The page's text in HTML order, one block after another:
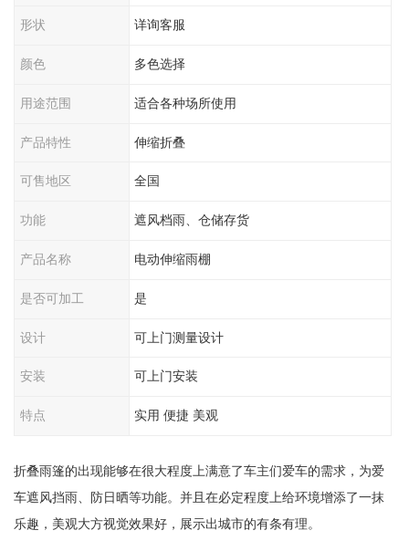
形状 详询客服
颜色 多色选择
用途范围 适合各种场所使用
产品特性 伸缩折叠
可售地区 全国
功能 遮风档雨、仓储存货
产品名称 电动伸缩雨棚
是否可加工 是
设计 可上门测量设计
安装 可上门安装
特点 实用 便捷 美观
折叠雨篷的出现能够在很大程度上满意了车主们爱车的需求，为爱
车遮风挡雨、防日晒等功能。并且在必定程度上给环境增添了一抹
乐趣，美观大方视觉效果好，展示出城市的有条有理。